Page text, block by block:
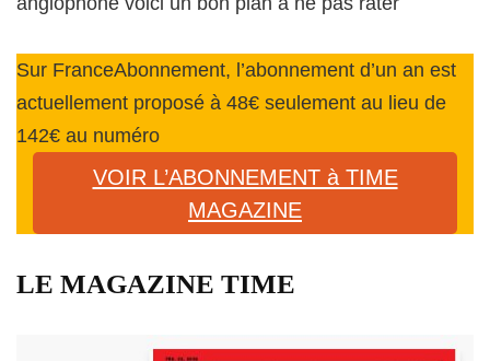
Sur FranceAbonnement, l’abonnement d’un an est
actuellement proposé à 48€ seulement au lieu de
142€ au numéro
VOIR L’ABONNEMENT à TIME
MAGAZINE
LE MAGAZINE TIME